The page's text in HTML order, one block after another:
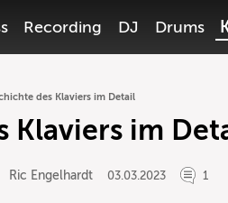
Recording DJ Drums
des Klaviers im Detail
Klaviers im
Ric Engelhardt 03.03.2023 1